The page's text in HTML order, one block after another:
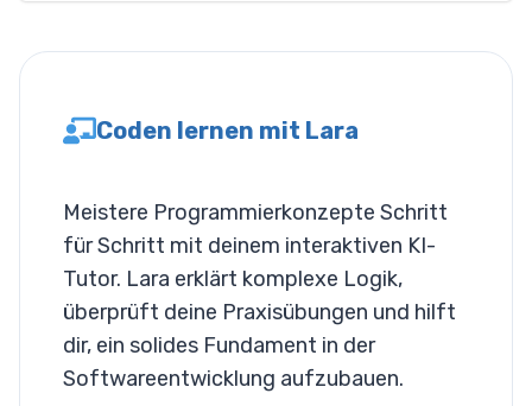
Invertieren
Layout
Anzeige
Sichtbarkeit
Coden lernen mit Lara
Meistere Programmierkonzepte Schritt
für Schritt mit deinem interaktiven KI-
Tutor. Lara erklärt komplexe Logik,
überprüft deine Praxisübungen und hilft
dir, ein solides Fundament in der
Softwareentwicklung aufzubauen.